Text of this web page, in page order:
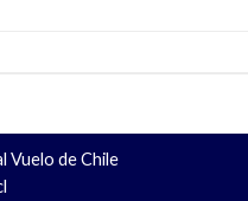
Vuelo de Chile